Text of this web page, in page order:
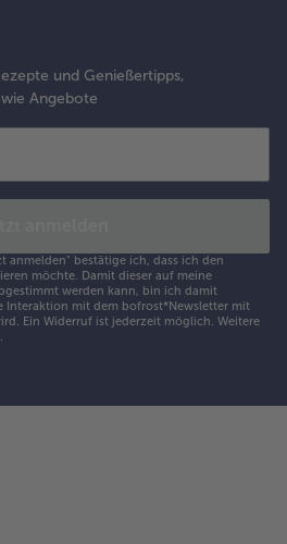
und Genießertipps,
Angebote
anmelden" bestätige ich, dass ich den
möchte. Damit dieser auf meine
werden kann, bin ich damit
Interaktion mit dem bofrost*Newsletter mit
Ein Widerruf ist jederzeit möglich. Weitere